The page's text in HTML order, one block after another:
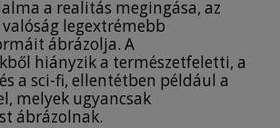
a realitás megingása, az
legextrémebb
ábrázolja. A
hiányzik a természetfeletti, a
a sci-fi, ellentétben például a
melyek ugyancsak
ábrázolnak.